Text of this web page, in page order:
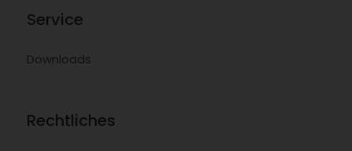
Service
Downloads
Rechtliches